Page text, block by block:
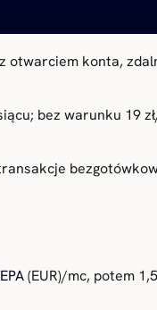
otwarciem konta,
bez warunku 19
(EUR)/mc, potem